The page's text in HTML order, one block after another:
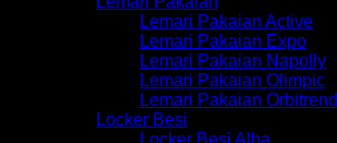
Lemari Pakaian Active
Lemari Pakaian Expo
Lemari Pakaian Napolly
Lemari Pakaian Olimpic
Lemari Pakaian Orbitrend
Locker Besi
Locker Besi Alba